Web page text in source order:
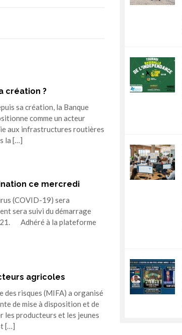
création ?
sa création, la Banque
comme un acteur
aux infrastructures routières
la […]
ce mercredi
(COVID-19) sera
sera suivi du démarrage
Adhéré à la plateforme
agricoles
des risques (MIFA) a organisé
de mise à disposition et de
les producteurs et les jeunes
[…]